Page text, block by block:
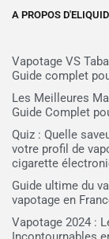
A PROPOS
Vapotage VS
Guide complet
Les Meilleures
Guide Complet
Quiz : Quelle
votre profil de
cigarette
Guide ultime du
vapotage en
Vapotage 2024 :